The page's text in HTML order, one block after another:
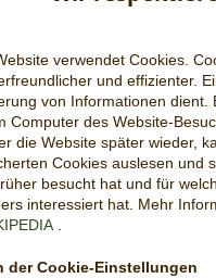
verwendet Cookies.
und effizienter.
von Informationen dient.
Computer des Website-
die Website später wieder,
Cookies auslesen und
besucht hat und für
interessiert hat. Mehr
der Cookie-Einstellungen